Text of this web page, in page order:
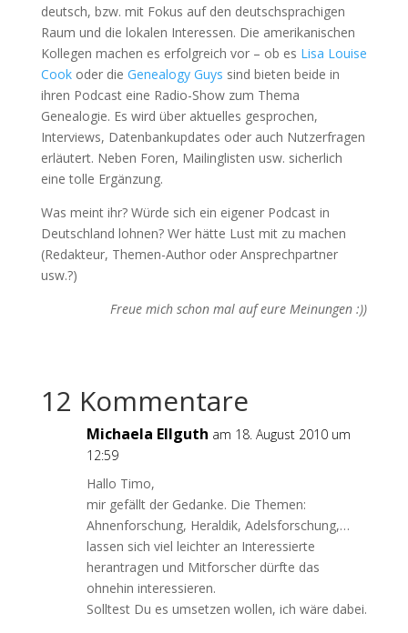
deutsch, bzw. mit Fokus auf den deutschsprachigen
Raum und die lokalen Interessen. Die amerikanischen
Kollegen machen es erfolgreich vor – ob es Lisa Louise
Cookoder die Genealogy Guys sind bieten beide in
ihren Podcast eine Radio-Show zum Thema
Genealogie. Es wird über aktuelles gesprochen,
Interviews, Datenbankupdates oder auch Nutzerfragen
erläutert. Neben Foren, Mailinglisten usw. sicherlich
eine tolle Ergänzung.
Was meint ihr? Würde sich ein eigener Podcast in
Deutschland lohnen? Wer hätte Lust mit zu machen
(Redakteur, Themen-Author oder Ansprechpartner
usw.?)
Freue mich schon mal auf eure Meinungen :))
12 Kommentare
Michaela Ellguth am 18. August 2010 um
12:59
Hallo Timo,
mir gefällt der Gedanke. Die Themen:
Ahnenforschung, Heraldik, Adelsforschung,…
lassen sich viel leichter an Interessierte
herantragen und Mitforscher dürfte das
ohnehin interessieren.
Solltest Du es umsetzen wollen, ich wäre dabei.